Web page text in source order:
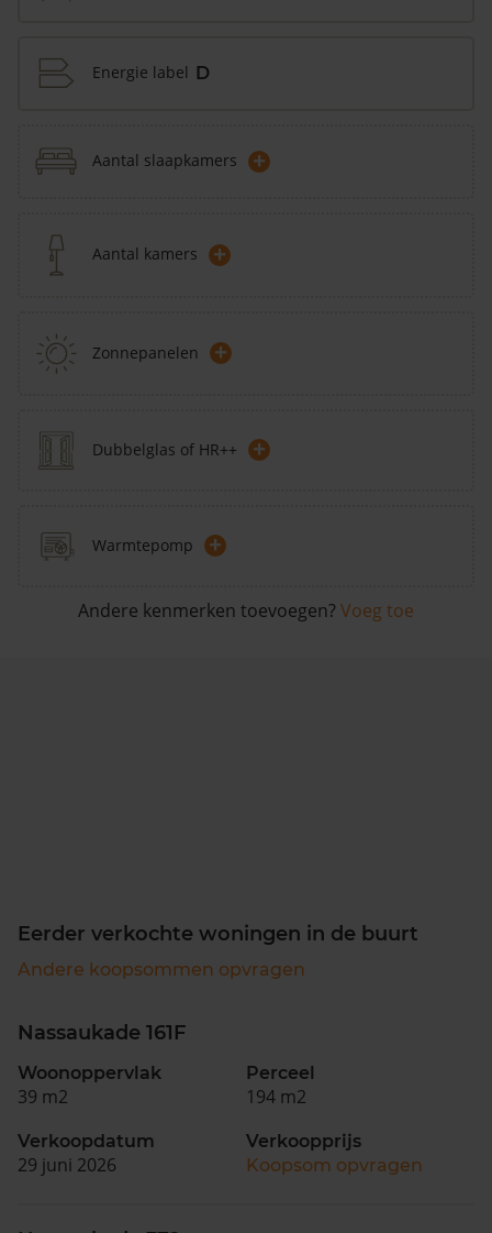
Energie label D
Aantal slaapkamers +
Aantal kamers +
Zonnepanelen +
Dubbelglas of HR++ +
Warmtepomp +
Andere kenmerken toevoegen? Voeg toe
Eerder verkochte woningen in de buurt
Andere koopsommen opvragen
Nassaukade 161F
Woonoppervlak
39 m2
Perceel
194 m2
Verkoopdatum
29 juni 2026
Verkoopprijs
Koopsom opvragen